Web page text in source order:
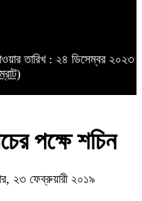
তারিখ : ২৪ ডিসেম্বর ২০২৩
পক্ষে শচিন
২৩ ফেব্রুয়ারী ২০১৯